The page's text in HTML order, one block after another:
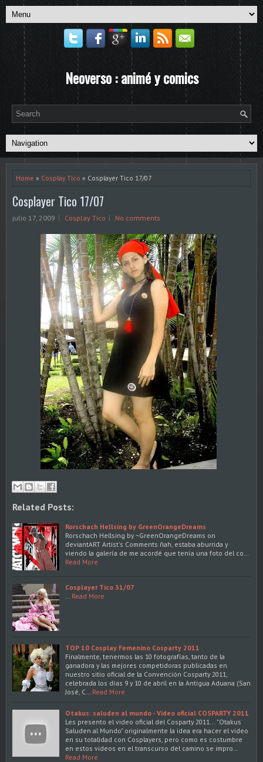
Neoverso : animé y comics
Home » Cosplay Tico » Cosplayer Tico 17/07
Cosplayer Tico 17/07
julio 17, 2009 Cosplay Tico No comments
Related Posts:
Rorschach Hellsing by GreenOrangeDreams
Rorschach Hellsing by ~GreenOrangeDreams on
deviantART Artist's Comments ñah, estaba aburrida y
viendo la galería de me acordé que tenía una foto del co…
Read More
Cosplayer Tico 31/07
Read More
TOP 10 Cosplay Femenino Cosparty 2011
Finalmente, tenermos las 10 fotografías, tanto de la
ganadora y las mejores competidoras publicadas en
nuestro sitio oficial de la Convención Cosparty 2011,
celebrada los días 9 y 10 de abril en la Antigua Aduana (San
José, C…
Read More
Otakus: saluden al mundo - Video oficial COSPARTY 2011
Les presento el video oficial del Cosparty 2011... "Otakus
Saluden al Mundo" originalmente la idea era hacer el video
en su totalidad con Cosplayers, pero como es costumbre
en estos videos en el transcurso del camino se impro…
Read More